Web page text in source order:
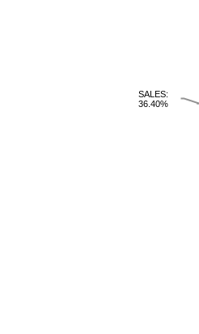
SALES:
36.40%